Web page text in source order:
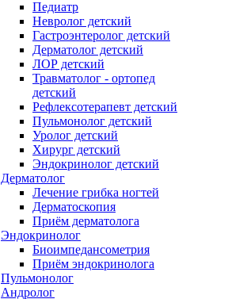
Педиатр
Невролог детский
Гастроэнтеролог детский
Дерматолог детский
ЛОР детский
Травматолог - ортопед
детский
Рефлексотерапевт детский
Пульмонолог детский
Уролог детский
Хирург детский
Эндокринолог детский
Дерматолог
Лечение грибка ногтей
Дерматоскопия
Приём дерматолога
Эндокринолог
Биоимпедансометрия
Приём эндокринолога
Пульмонолог
Андролог